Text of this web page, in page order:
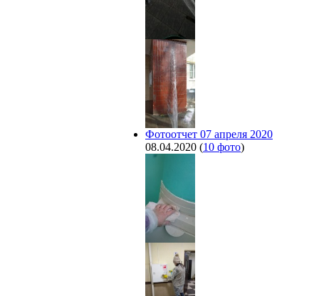
Фотоотчет 07 апреля 2020
08.04.2020 (10 фото)